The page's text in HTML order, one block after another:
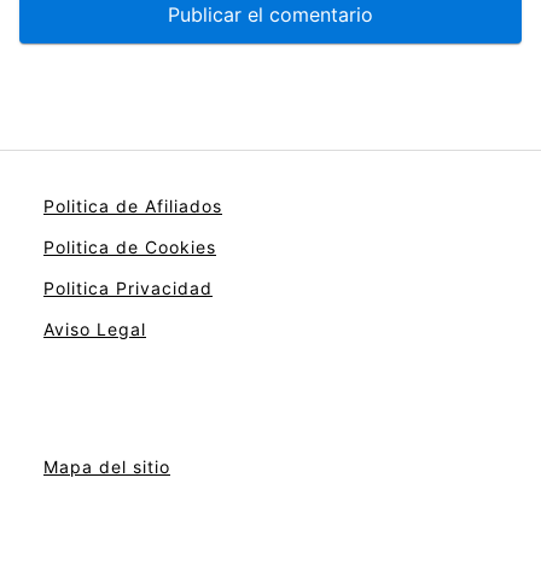
Politica de Afiliados
Politica de Cookies
Politica Privacidad
Aviso Legal
Mapa del sitio